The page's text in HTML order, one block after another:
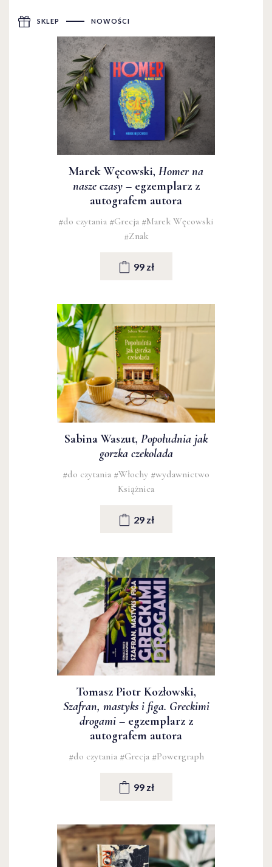
SKLEP NOWOŚCI
Marek Węcowski, Homer na
nasze czasy– egzemplarz z
autografem autora
#do czytania #Grecja #Marek Węcowski
#Znak
99 zł
Sabina Waszut, Popołudnia jak
gorzka czekolada
#do czytania #Włochy #wydawnictwo
Książnica
29 zł
Tomasz Piotr Kozłowski,
Szafran, mastyks i figa. Greckimi
drogami– egzemplarz z
autografem autora
#do czytania #Grecja #Powergraph
99 zł